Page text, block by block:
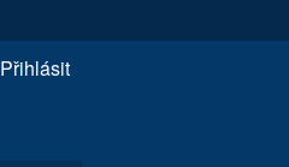
Přihlásit